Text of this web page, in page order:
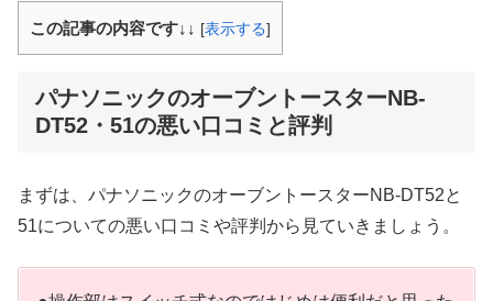
この記事の内容です↓↓ [表示する]
パナソニックのオーブントースターNB-
DT52・51の悪い口コミと評判
まずは、パナソニックのオーブントースターNB-DT52と
51についての悪い口コミや評判から見ていきましょう。